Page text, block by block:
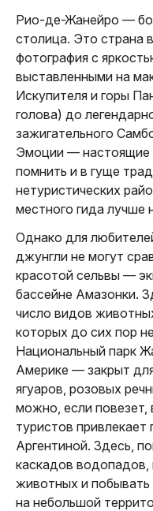
Рио-де-Жанейро —
столица. Это страна
фотография с
выставленными на
Искупителя и горы
голова) до
зажигательного
Эмоции — настоящие
помнить и в гуще
нетуристических
местного гида лучше
Однако для
джунгли не могут
красотой сельвы —
бассейне Амазонки.
число видов
которых до сих пор
Национальный парк
Америке — закрыт
ягуаров, розовых
можно, если повезет,
туристов привлекает
Аргентиной. Здесь,
каскадов
животных и
на небольшой